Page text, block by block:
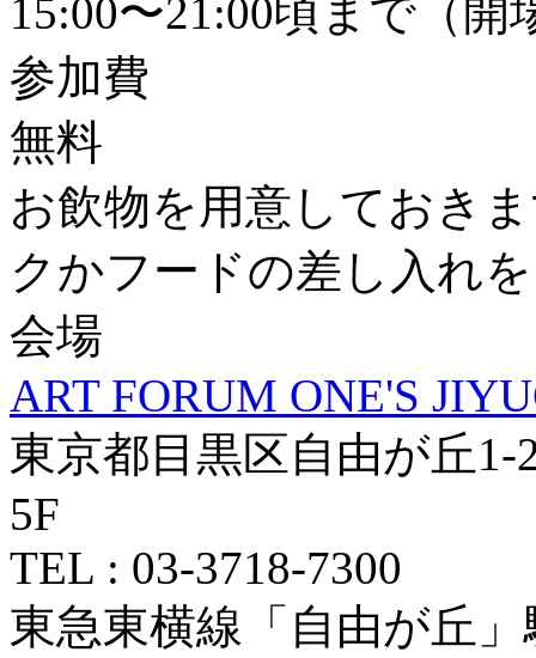
15:00〜21:00頃まで（開
参加費
無料
お飲物を用意しておき
クかフードの差し入れ
会場
ART FORUM ONE'S
東京都目黒区自由が丘
5F
TEL : 03-3718-7300
東急東横線「自由が丘